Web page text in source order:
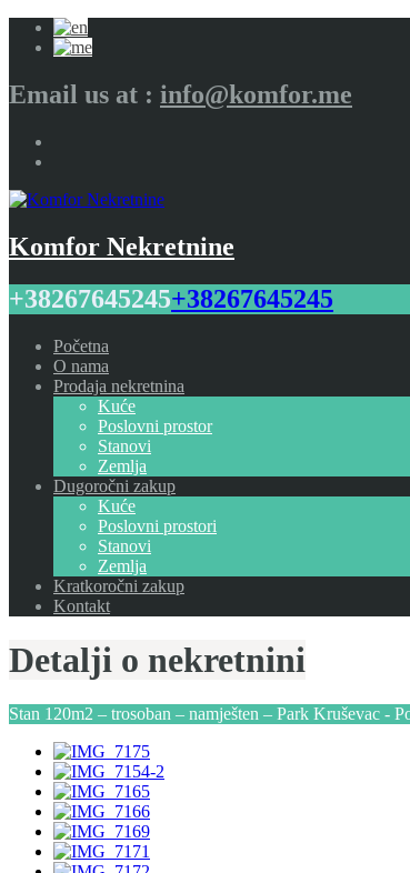
Email us at : info@komfor.me
Komfor Nekretnine
+38267645245+38267645245
Početna
O nama
Prodaja nekretnina
Kuće
Poslovni prostor
Stanovi
Zemlja
Dugoročni zakup
Kuće
Poslovni prostori
Stanovi
Zemlja
Kratkoročni zakup
Kontakt
Detalji o nekretnini
Stan 120m2 – trosoban – namješten – Park Kruševac -